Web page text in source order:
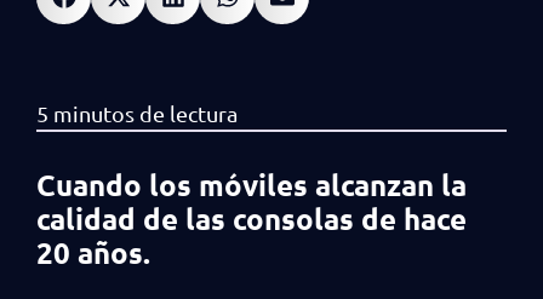
Cuando los móviles alcanzan la
calidad de las consolas de hace
20 años.